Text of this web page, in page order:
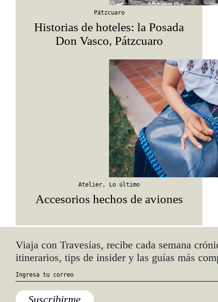
Pátzcuaro
Historias de hoteles: la Posada
Don Vasco, Pátzcuaro
Atelier , Lo último
Accesorios hechos de aviones
Quiénes somos